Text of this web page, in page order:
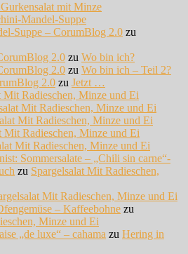
mit Minze
Mandel-Suppe
Suppe – CorumBlog 2.0 zu
2.0 zu Wo bin ich?
2.0 zu Wo bin ich – Teil 2?
2.0 zu Jetzt …
Mit Radieschen, Minze und Ei
Mit Radieschen, Minze und Ei
Mit Radieschen, Minze und Ei
Mit Radieschen, Minze und Ei
Mit Radieschen, Minze und Ei
Sommersalate – „Chili sin carne“-
zu Spargelsalat Mit Radieschen,
Mit Radieschen, Minze und Ei
– Kaffeebohne zu
Minze und Ei
„de luxe“ – cahama zu Hering in